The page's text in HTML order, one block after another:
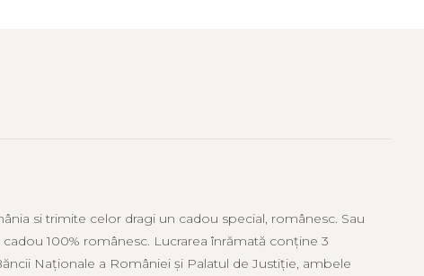
si trimite celor dragi un cadou special, românesc. Sau
100% românesc. Lucrarea înrămată conține 3
Naționale a României și Palatul de Justiție, ambele